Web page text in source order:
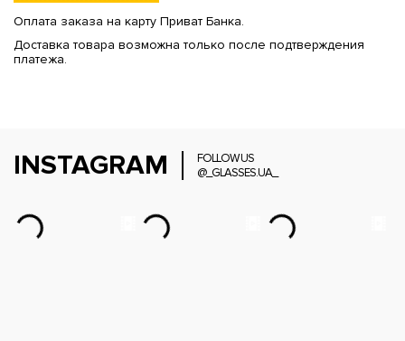
Оплата заказа на карту Приват Банка.
Доставка товара возможна только после подтверждения
платежа.
INSTAGRAM
FOLLOW US
@_GLASSES.UA_